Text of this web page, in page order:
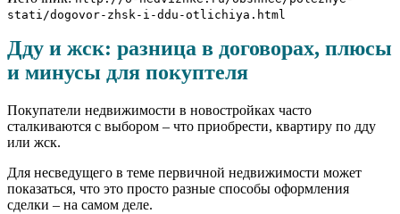
stati/dogovor-zhsk-i-ddu-otlichiya.html
Дду и жск: разница в договорах, плюсы
и минусы для покуптеля
Покупатели недвижимости в новостройках часто
сталкиваются с выбором – что приобрести, квартиру по дду
или жск.
Для несведущего в теме первичной недвижимости может
показаться, что это просто разные способы оформления
сделки – на самом деле.